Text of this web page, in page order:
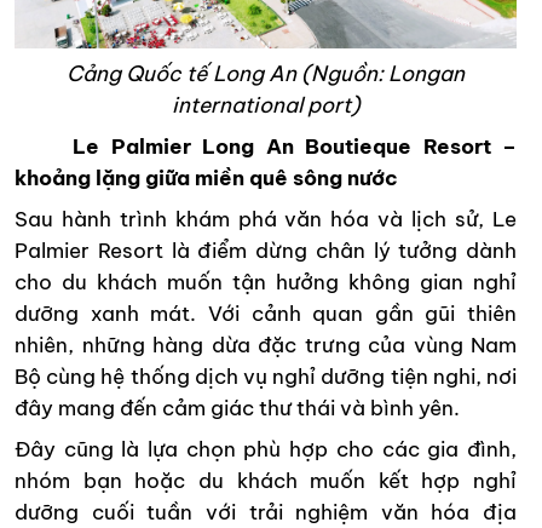
Cảng Quốc tế Long An (Nguồn: Longan
international port)
Le PalmierLong An Boutieque Resort –
khoảng lặng giữa miền quê sông nước
Sau hành trình khám phá văn hóa và lịch sử, Le
Palmier Resort là điểm dừng chân lý tưởng dành
cho du khách muốn tận hưởng không gian nghỉ
dưỡng xanh mát. Với cảnh quan gần gũi thiên
nhiên, những hàng dừa đặc trưng của vùng Nam
Bộ cùng hệ thống dịch vụ nghỉ dưỡng tiện nghi, nơi
đây mang đến cảm giác thư thái và bình yên.
Đây cũng là lựa chọn phù hợp cho các gia đình,
nhóm bạn hoặc du khách muốn kết hợp nghỉ
dưỡng cuối tuần với trải nghiệm văn hóa địa